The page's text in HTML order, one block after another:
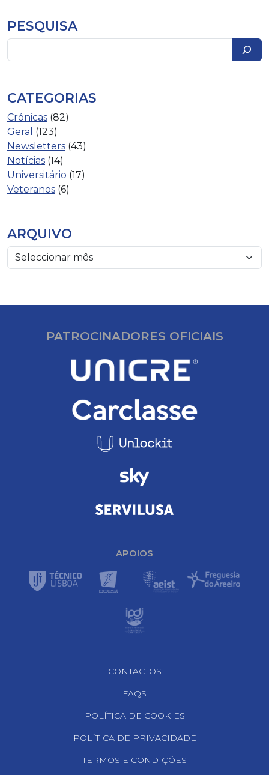
PESQUISA
CATEGORIAS
Crónicas (82)
Geral (123)
Newsletters (43)
Notícias (14)
Universitário (17)
Veteranos (6)
ARQUIVO
PATROCINADORES OFICIAIS
APOIOS
CONTACTOS
FAQS
POLÍTICA DE COOKIES
POLÍTICA DE PRIVACIDADE
TERMOS E CONDIÇÕES